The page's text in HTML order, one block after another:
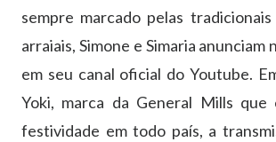
sempre marcado pelas
arraiais, Simone e Simaria anunciam
em seu canal oficial do Youtube.
Yoki, marca da General Mills que
festividade em todo país, a